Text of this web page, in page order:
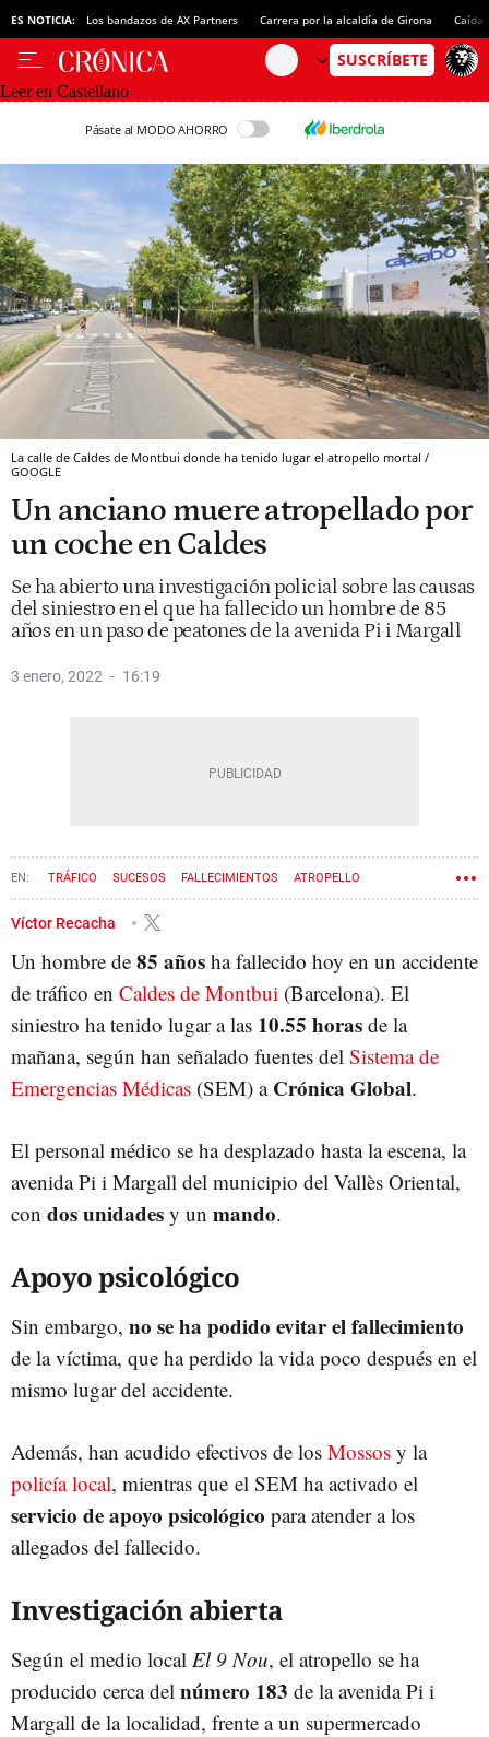
ES NOTICIA: Los bandazos de AX Partners Carrera por la alcaldía de Girona Caída
Leer en Castellano
Pásate al MODO AHORRO
La calle de Caldes de Montbui donde ha tenido lugar el atropello mortal /
GOOGLE
Un anciano muere atropellado por
un coche en Caldes
Se ha abierto una investigación policial sobre las causas
del siniestro en el que ha fallecido un hombre de 85
años en un paso de peatones de la avenida Pi i Margall
3 enero, 2022 16:19
TRÁFICO SUCESOS FALLECIMIENTOS ATROPELLO
Víctor Recacha
Un hombre de 85 años ha fallecido hoy en un accidente
de tráfico en Caldes de Montbui (Barcelona). El
siniestro ha tenido lugar a las 10.55 horas de la
mañana, según han señalado fuentes del Sistema de
Emergencias Médicas (SEM) a Crónica Global.
El personal médico se ha desplazado hasta la escena, la
avenida Pi i Margall del municipio del Vallès Oriental,
con dos unidades y un mando.
Apoyo psicológico
Sin embargo, no se ha podido evitar el fallecimiento
de la víctima, que ha perdido la vida poco después en el
mismo lugar del accidente.
Además, han acudido efectivos de los Mossos y la
policía local, mientras que el SEM ha activado el
servicio de apoyo psicológico para atender a los
allegados del fallecido.
Investigación abierta
Según el medio local El 9 Nou, el atropello se ha
producido cerca del número 183 de la avenida Pi i
Margall de la localidad, frente a un supermercado